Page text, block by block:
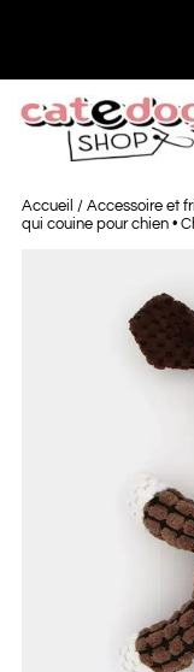
Livraison
Accueil / Accessoire et
qui couine pour chien •